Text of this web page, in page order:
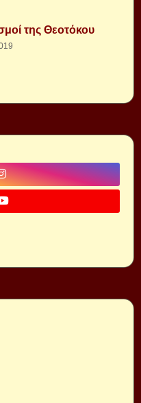
της Θεοτόκου